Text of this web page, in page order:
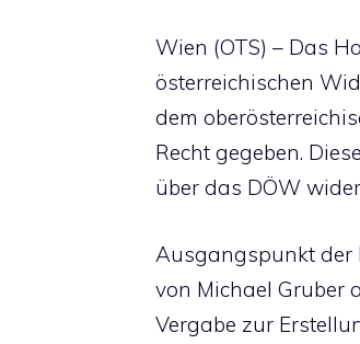
Wien (OTS) – Das
österreichischen
dem
Recht gegeben.
über das DÖW
Ausgangspunkt der
von Michael Gruber
Vergabe zur